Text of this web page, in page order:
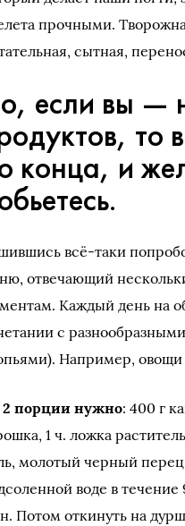
прочными.
сытная,
если вы —
то
конца, и
всё-таки
отвечающий
Каждый день на
с
Например, овощи
2 порции нужно: 400 г
1 ч. ложка
молотый черный
воде в
Потом откинуть на